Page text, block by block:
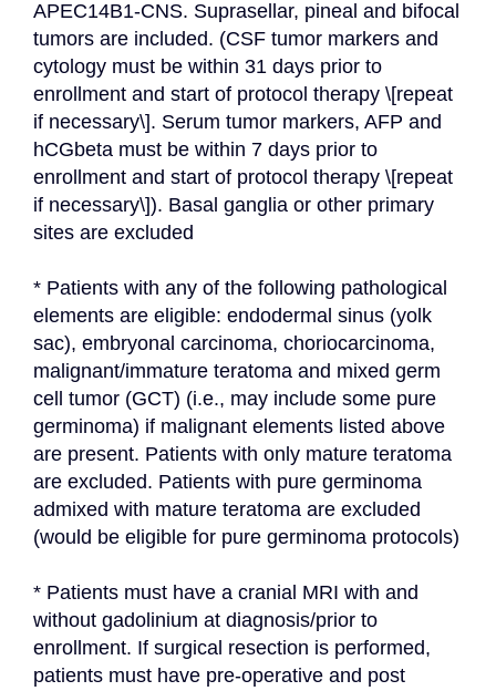
APEC14B1-CNS. Suprasellar, pineal and bifocal
tumors are included. (CSF tumor markers and
cytology must be within 31 days prior to
enrollment and start of protocol therapy \[repeat
if necessary\]. Serum tumor markers, AFP and
hCGbeta must be within 7 days prior to
enrollment and start of protocol therapy \[repeat
if necessary\]). Basal ganglia or other primary
sites are excluded
* Patients with any of the following pathological
elements are eligible: endodermal sinus (yolk
sac), embryonal carcinoma, choriocarcinoma,
malignant/immature teratoma and mixed germ
cell tumor (GCT) (i.e., may include some pure
germinoma) if malignant elements listed above
are present. Patients with only mature teratoma
are excluded. Patients with pure germinoma
admixed with mature teratoma are excluded
(would be eligible for pure germinoma protocols)
* Patients must have a cranial MRI with and
without gadolinium at diagnosis/prior to
enrollment. If surgical resection is performed,
patients must have pre-operative and post